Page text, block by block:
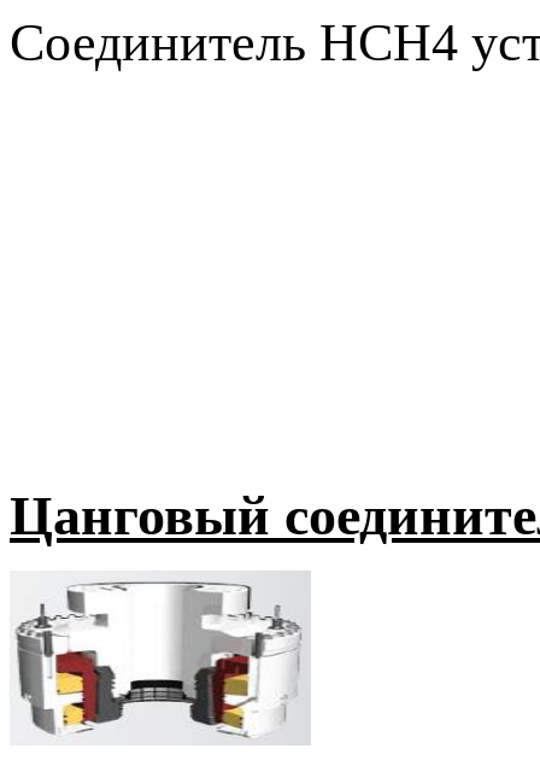
Соединитель HCH4
Цанговый